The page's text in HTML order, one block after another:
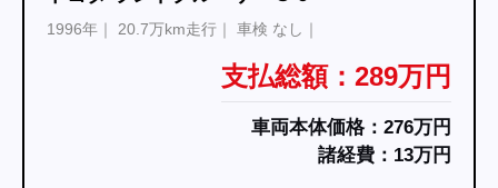
1996年 20.7万km走行 車検 なし
支払総額：289万円
車両本体価格：276万円
諸経費：13万円